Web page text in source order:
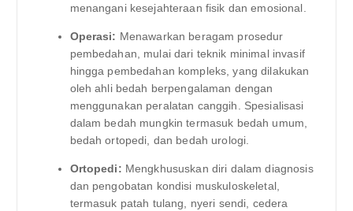
menangani kesejahteraan fisik dan emosional.
Operasi: Menawarkan beragam prosedur
pembedahan, mulai dari teknik minimal invasif
hingga pembedahan kompleks, yang dilakukan
oleh ahli bedah berpengalaman dengan
menggunakan peralatan canggih. Spesialisasi
dalam bedah mungkin termasuk bedah umum,
bedah ortopedi, dan bedah urologi.
Ortopedi: Mengkhususkan diri dalam diagnosis
dan pengobatan kondisi muskuloskeletal,
termasuk patah tulang, nyeri sendi, cedera